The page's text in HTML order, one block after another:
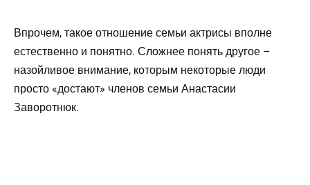
Впрочем, такое отношение семьи актрисы вполне
естественно и понятно. Сложнее понять другое –
назойливое внимание, которым некоторые люди
просто «достают» членов семьи Анастасии
Заворотнюк.